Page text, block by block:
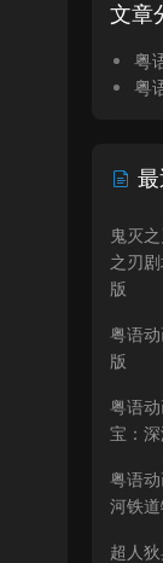
文章
粤
粤
鬼灭
之刃
版
粤语
版
粤语
宝：
粤语
河铁
超人